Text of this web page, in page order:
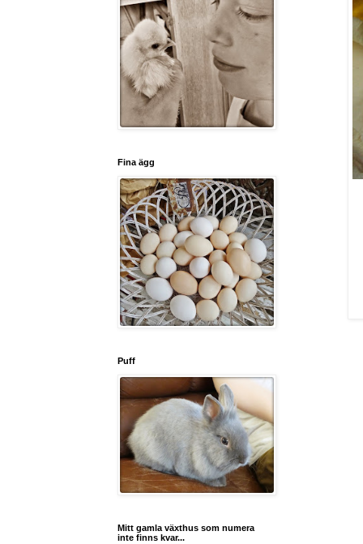
Fina ägg
Puff
Mitt gamla växthus som numera
inte finns kvar...